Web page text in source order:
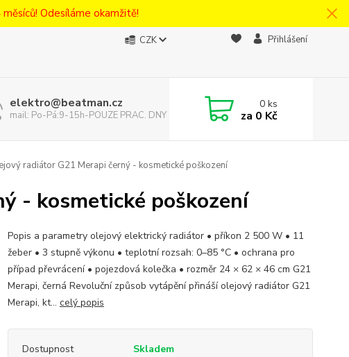
Odesíláme okamžitě!
CZK Přihlášení
elektro@beatman.cz
mail: Po-Pá:9-15h-POUZE PRAC. DNY
0ks
za 0 Kč
radiátor G21 Merapi černý - kosmetické poškození
- kosmetické poškození
Popis a parametry olejový elektrický radiátor • příkon 2 500 W • 11
žeber • 3 stupně výkonu • teplotní rozsah: 0–85 °C • ochrana pro
případ převrácení • pojezdová kolečka • rozměr 24 × 62 × 46 cm G21
Merapi, černá Revoluční způsob vytápění přináší olejový radiátor G21
Merapi, kt... celý popis
Dostupnost Skladem